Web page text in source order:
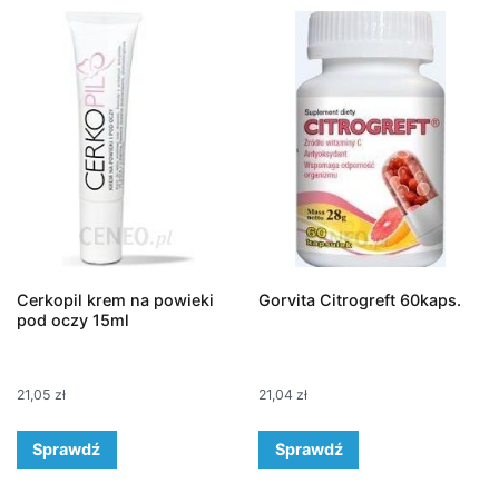
Cerkopil krem na powieki
pod oczy 15ml
21,05 zł
Sprawdź
Gorvita Citrogreft 60kaps.
21,04zł
Sprawdź